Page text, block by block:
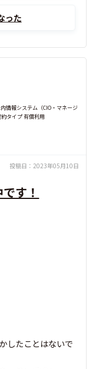
った
情報システム（CIO・マネージ
タイプ 有償利用
投稿日： 2023年05月10日
す！
したことはないで